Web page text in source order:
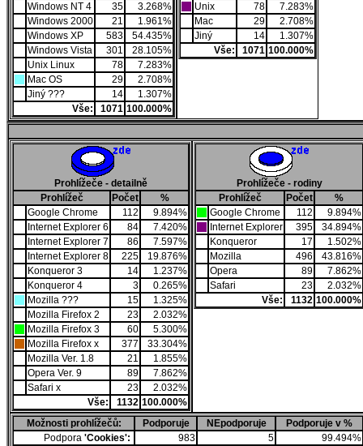
Windows NT 4
35
3.268%
Windows 2000
21
1.961%
Windows XP
583
54.435%
Windows Vista
301
28.105%
Unix Linux
78
7.283%
Mac OS
29
2.708%
Jiný ???
14
1.307%
Vše:
1071 100.000%
Unix
78
7.283%
Mac
29
2.708%
Jiný
14
1.307%
Vše:
1071 100.000%
Prohlížeče - detailně
Prohlížeč
Počet
%
Google Chrome
112
9.894%
Internet Explorer 6
84
7.420%
Internet Explorer 7
86
7.597%
Internet Explorer 8
225
19.876%
Konqueror 3
14
1.237%
Konqueror 4
3
0.265%
Mozilla ???
15
1.325%
Mozilla Firefox 2
23
2.032%
Mozilla Firefox 3
60
5.300%
Mozilla Firefox x
377
33.304%
Mozilla Ver. 1.8
21
1.855%
Opera Ver. 9
89
7.862%
Safari x
23
2.032%
Vše:
1132 100.000%
Prohlížeče - rodiny
Prohlížeč
Počet
%
Google Chrome
112
9.894%
Internet Explorer
395
34.894%
Konqueror
17
1.502%
Mozilla
496
43.816%
Opera
89
7.862%
Safari
23
2.032%
Vše:
1132 100.000%
Možnosti prohlížečů: Podporuje NEpodporuje
Podporuje v %
Podpora 'Cookies': 983 5
99.494%